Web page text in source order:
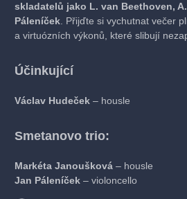
skladatelů jako L. van Beethoven, A.
Páleníček . Přijďte si vychutnat večer
a virtuózních výkonů, které slibují
Účinkující
Václav Hudeček – housle
Smetanovo trio:
Markéta Janoušková – housle
Jan Páleníček – violoncello